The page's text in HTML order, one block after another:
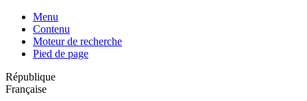
Menu
Contenu
Moteur de recherche
Pied de page
République
Française